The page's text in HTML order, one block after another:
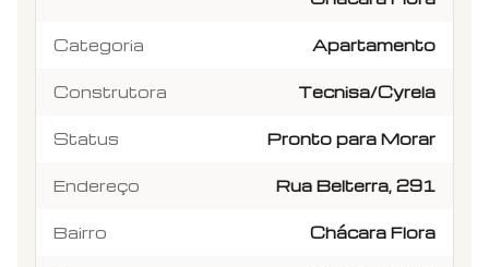
Categoria Apartamento
Construtora Tecnisa/Cyrela
Status Pronto para Morar
Endereço Rua Belterra, 291
Bairro Chácara Flora